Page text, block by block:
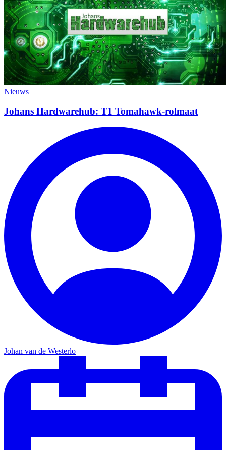
Nieuws
Johans Hardwarehub: T1 Tomahawk-rolmaat
Johan van de Westerlo